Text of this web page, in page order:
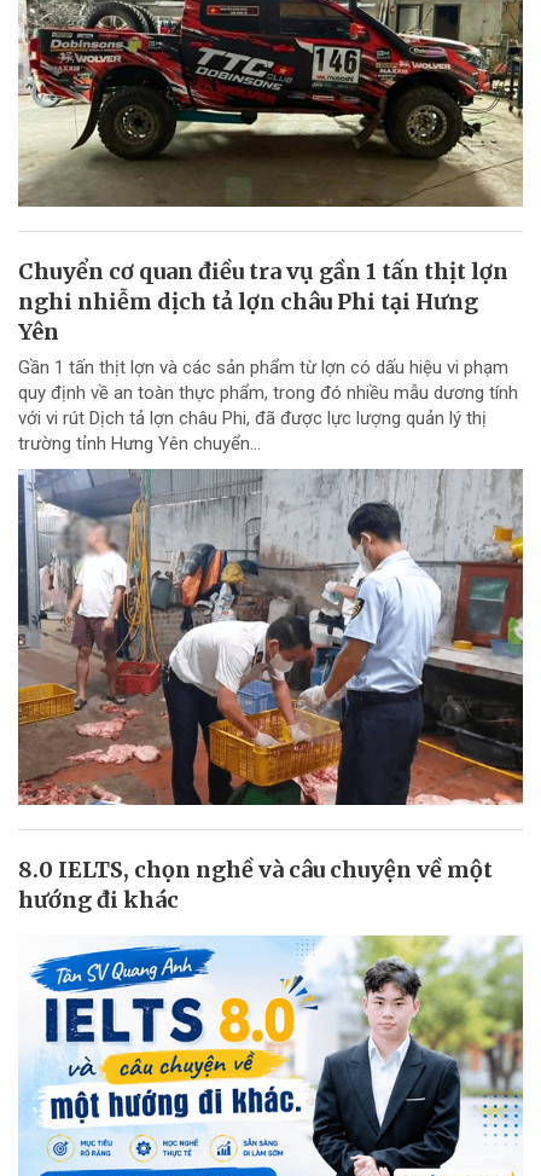
Chuyển cơ quan điều tra vụ gần 1 tấn thịt lợn
nghi nhiễm dịch tả lợn châu Phi tại Hưng
Yên
Gần 1 tấn thịt lợn và các sản phẩm từ lợn có dấu hiệu vi phạm
quy định về an toàn thực phẩm, trong đó nhiều mẫu dương tính
với vi rút Dịch tả lợn châu Phi, đã được lực lượng quản lý thị
trường tỉnh Hưng Yên chuyển...
8.0 IELTS, chọn nghề và câu chuyện về một
hướng đi khác